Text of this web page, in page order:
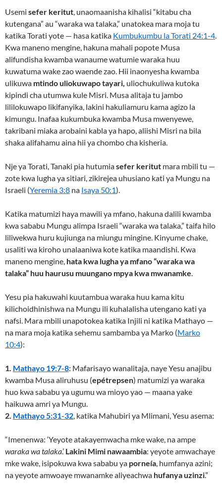
Usemi sefer keritut, unaomaanisha kihalisi “kitabu cha
kutengana” au “waraka wa talaka,” unatokea mara moja tu
katika Torati yote — hasa katika Kumbukumbu la Torati 24:1-4.
Kwa maneno mengine, hakuna mahali popote Musa
alifundisha kwamba wanaume watumie waraka huu
kuwatuma wake zao waende zao. Hii inaonyesha kwamba
ulikuwa mtindo uliokuwapo tayari, uliochukuliwa kutoka
kipindi cha utumwa kule Misri. Musa alitaja tu jambo
lililokuwapo likifanyika, lakini hakuliamuru kama agizo la
kimungu. Inafaa kukumbuka kwamba Musa mwenyewe,
takribani miaka arobaini kabla ya hapo, aliishi Misri na bila
shaka alifahamu aina hii ya chombo cha kisheria.
Nje ya Torati, Tanaki pia hutumiasefer keritut mara mbili tu —
zote kwa lugha ya sitiari, zikirejea uhusiano kati ya Mungu na
Israeli (Yeremia 3:8 na Isaya 50:1).
Katika matumizi haya mawili ya mfano, hakuna dalili kwamba
kwa sababu Mungu alimpa Israeli “waraka wa talaka,” taifa hilo
liliwekwa huru kujiunga na miungu mingine. Kinyume chake,
usaliti wa kiroho unalaaniwa kote katika maandishi. Kwa
maneno mengine, hata kwa lugha ya mfano “waraka wa
talaka” huu haurusu muungano mpya kwa mwanamke.
Yesu pia hakuwahi kuutambua waraka huu kama kitu
kilichoidhinishwa na Mungu ili kuhalalisha utengano kati ya
nafsi. Mara mbili unapotokea katika Injili ni katika Mathayo —
na mara moja katika sehemu sambamba ya Marko (Marko
10:4):
1. Mathayo 19:7-8: Mafarisayo wanalitaja, naye Yesu anajibu
kwamba Musa aliruhusu (epétrepsen) matumizi ya waraka
huo kwa sababu ya ugumu wa mioyo yao — maana yake
haikuwa amri ya Mungu.
2. Mathayo 5:31-32, katika Mahubiri ya Mlimani, Yesu asema:
“Imenenwa: ‘Yeyote atakayemwacha mke wake, na ampe
waraka wa talaka.’ Lakini Mimi nawaambia: yeyote amwachaye
mke wake, isipokuwa kwa sababu ya porneía, humfanya azini;
na yeyote amwoaye mwanamke aliyeachwa hufanya uzinzi.”